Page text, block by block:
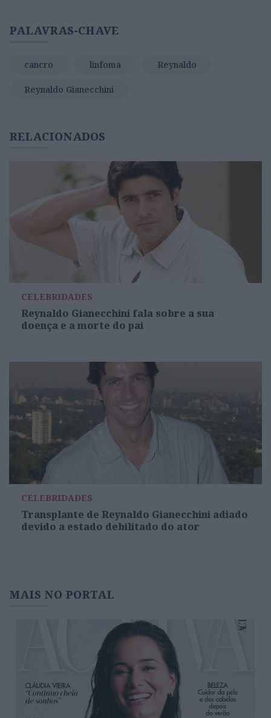
PALAVRAS-CHAVE
cancro linfoma Reynaldo
Reynaldo Gianecchini
RELACIONADOS
CELEBRIDADES
Reynaldo Gianecchini fala sobre a sua
doença e a morte do pai
CELEBRIDADES
Transplante de Reynaldo Gianecchini adiado
devido a estado debilitado do ator
MAIS NO PORTAL